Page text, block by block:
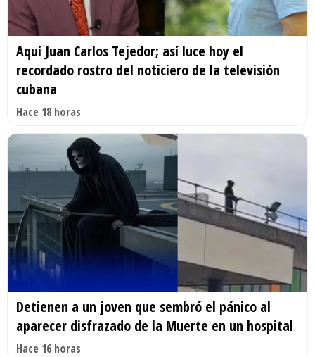
Aquí Juan Carlos Tejedor; así luce hoy el
recordado rostro del noticiero de la televisión
cubana
Hace 18 horas
Detienen a un joven que sembró el pánico al
aparecer disfrazado de la Muerte en un hospital
Hace 16 horas